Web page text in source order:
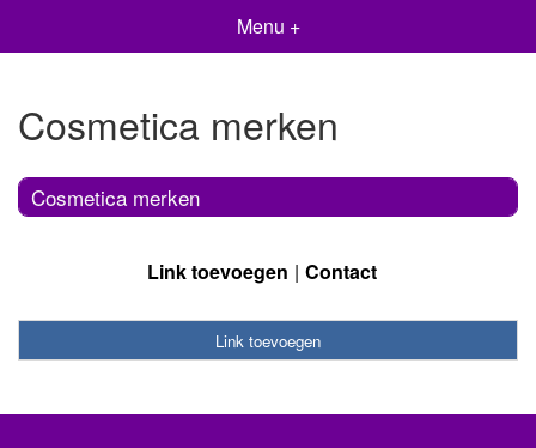
Menu +
Cosmetica merken
Cosmetica merken
Link toevoegen Contact
Link toevoegen